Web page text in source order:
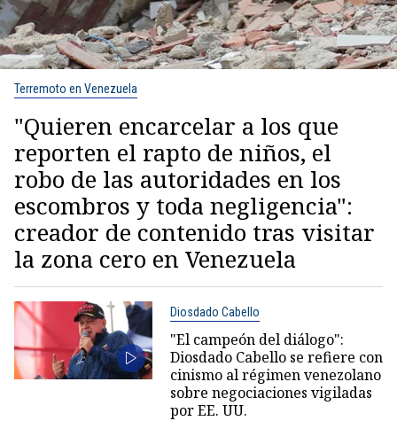
Terremoto en Venezuela
"Quieren encarcelar a los que
reporten el rapto de niños, el
robo de las autoridades en los
escombros y toda negligencia":
creador de contenido tras visitar
la zona cero en Venezuela
Diosdado Cabello
"El campeón del diálogo":
Diosdado Cabello se refiere con
cinismo al régimen venezolano
sobre negociaciones vigiladas
por EE. UU.